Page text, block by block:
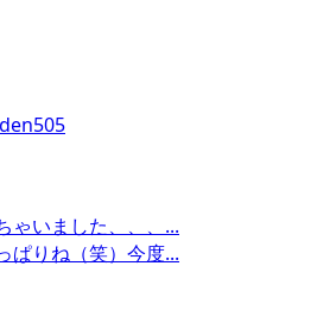
ゃいました、、、...
りね（笑）今度...